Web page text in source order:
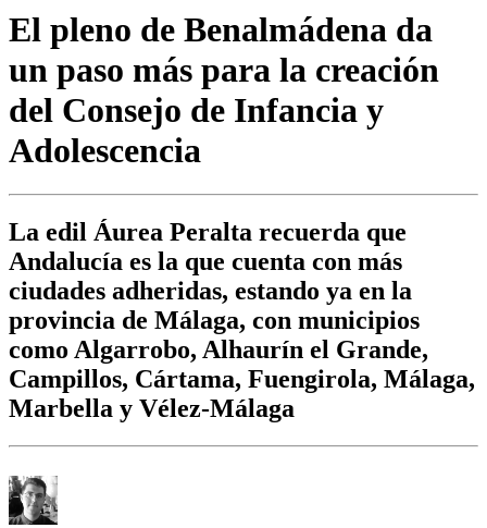
El pleno de Benalmádena da
un paso más para la creación
del Consejo de Infancia y
Adolescencia
La edil Áurea Peralta recuerda que
Andalucía es la que cuenta con más
ciudades adheridas, estando ya en la
provincia de Málaga, con municipios
como Algarrobo, Alhaurín el Grande,
Campillos, Cártama, Fuengirola, Málaga,
Marbella y Vélez-Málaga